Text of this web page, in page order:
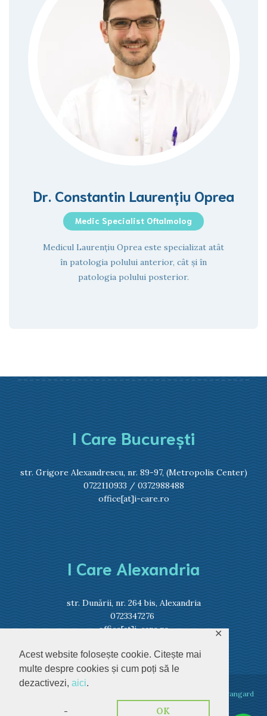
Acest website folosește cookie. Citește mai
multe despre cookies și cum poți să le
dezactivezi, aici.
- OK
✕
Dr. Constantin Laurențiu Oprea
Medic Specialist Oftalmolog
Medicul Laurențiu Oprea este specializat atât
în patologia polului anterior, cât și în
patologia polului posterior.
I Care București
str. Grigore Alexandrescu, nr. 89-97, (Metropolis Center)
0722110933 / 0372988488
office[at]i-care.ro
I Care Alexandria
str. Dunării, nr. 264 bis, Alexandria
0723347276
office[at]i-care.ro
Avangard